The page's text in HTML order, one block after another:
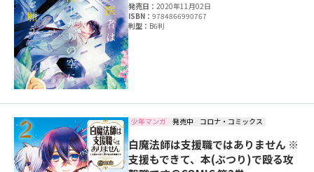
発売日：2020年11月02日
ISBN：9784866990767
判型： B6判
少年マンガ 発売中 コロナ・コミックス
白魔法師は支援職ではありません ※
支援もできて、本(ぶつり)で殴る攻